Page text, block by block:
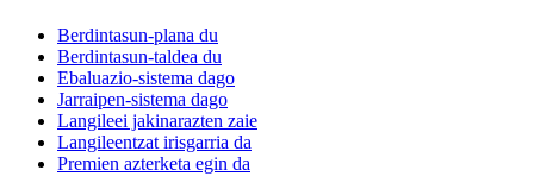
Berdintasun-plana du
Berdintasun-taldea du
Ebaluazio-sistema dago
Jarraipen-sistema dago
Langileei jakinarazten zaie
Langileentzat irisgarria da
Premien azterketa egin da